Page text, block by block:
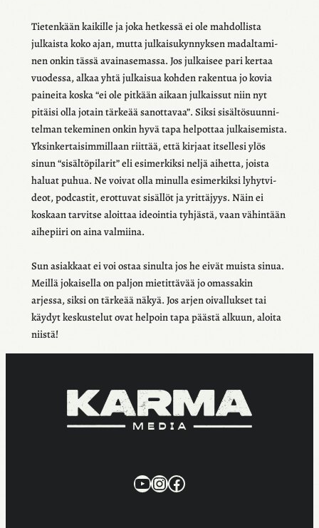
Tieten­kään kaikille ja joka hetkessä ei ole mahdol­lista
julkaista koko ajan, mutta julkai­su­kyn­nyk­sen madal­ta­mi­
nen onkin tässä avai­na­se­massa. Jos julkai­see pari kertaa
vuodessa, alkaa yhtä julkai­sua kohden raken­tua jo kovia
paineita koska “ei ole pitkään aikaan julkais­sut niin nyt
pitäisi olla jotain tärkeää sanot­ta­vaa”. Siksi sisäl­tö­suun­ni­
tel­man teke­mi­nen onkin hyvä tapa helpot­taa julkai­se­mista.
Yksin­ker­tai­sim­mil­laan riit­tää, että kirjaat itsel­lesi ylös
sinun “sisäl­tö­pi­la­rit” eli esimer­kiksi neljä aihetta, joista
haluat puhua. Ne voivat olla minulla esimer­kiksi lyhyt­vi­
deot, podcas­tit, erot­tu­vat sisäl­löt ja yrit­tä­jyys. Näin ei
koskaan tarvitse aloit­taa ideoin­tia tyhjästä, vaan vähin­tään
aihe­piiri on aina valmiina.
Sun asiak­kaat ei voi ostaa sinulta jos he eivät muista sinua.
Meillä jokai­sella on paljon mietit­tä­vää jo omas­sa­kin
arjessa, siksi on tärkeää näkyä. Jos arjen oival­luk­set tai
käydyt keskus­te­lut ovat helpoin tapa päästä alkuun, aloita
niistä!
KarmaMedia YouTube
Instagram
Facebook